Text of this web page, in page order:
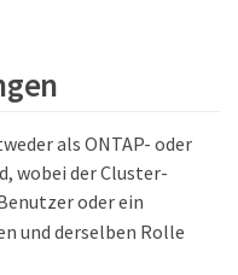
als ONTAP- oder
wobei der Cluster-
oder ein
und derselben Rolle